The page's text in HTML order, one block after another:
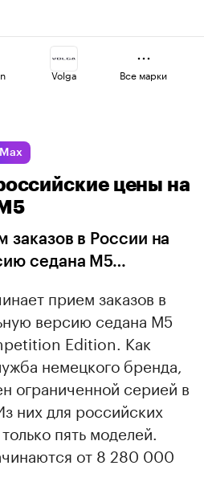
Volga
Lada
Все марки
цены на
заказов в России на
седана M5…
прием заказов в
версию седана M5
Edition. Как
немецкого бренда,
ограниченной серией в
них для российских
пять моделей.
от 8 280 000